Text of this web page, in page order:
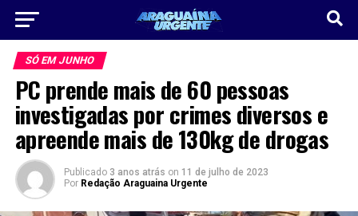
SÓ EM JUNHO
PC prende mais de 60 pessoas
investigadas por crimes diversos e
apreende mais de 130kg de drogas
Publicado 3 anos atrás on 11 de julho de 2023
Por Redação Araguaina Urgente